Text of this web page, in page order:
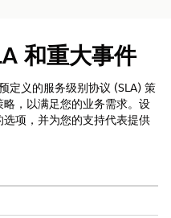
和重大事件
定义的服务级别协议 (SLA) 策
，以满足您的业务需求。设
项，并为您的支持代表提供